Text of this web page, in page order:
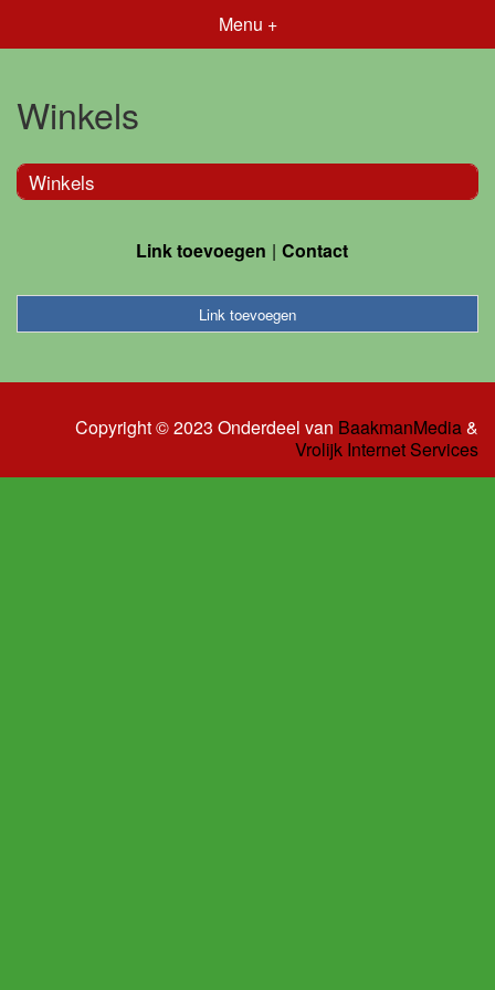
Menu +
Winkels
Winkels
Link toevoegen Contact
Link toevoegen
Copyright © 2023 Onderdeel van BaakmanMedia&
Vrolijk Internet Services